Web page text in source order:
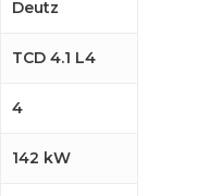
Deutz
TCD 4.1 L4
4
142 kW